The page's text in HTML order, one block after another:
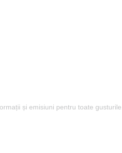
și emisiuni pentru toate gusturile.